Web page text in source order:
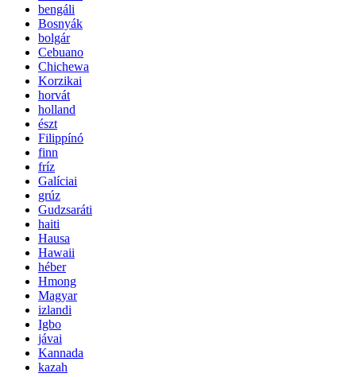
bengáli
Bosnyák
bolgár
Cebuano
Chichewa
Korzikai
horvát
holland
észt
Filippínó
finn
fríz
Galíciai
grúz
Gudzsaráti
haiti
Hausa
Hawaii
héber
Hmong
Magyar
izlandi
Igbo
jávai
Kannada
kazah